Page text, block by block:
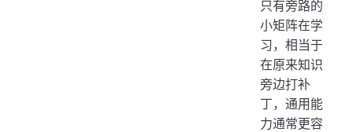
只有旁路的
小矩阵在学
习，相当于
在原来知识
旁边打补
丁，通用能
力通常更容